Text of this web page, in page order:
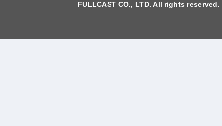
FULLCAST CO., LTD. All rights reserved.